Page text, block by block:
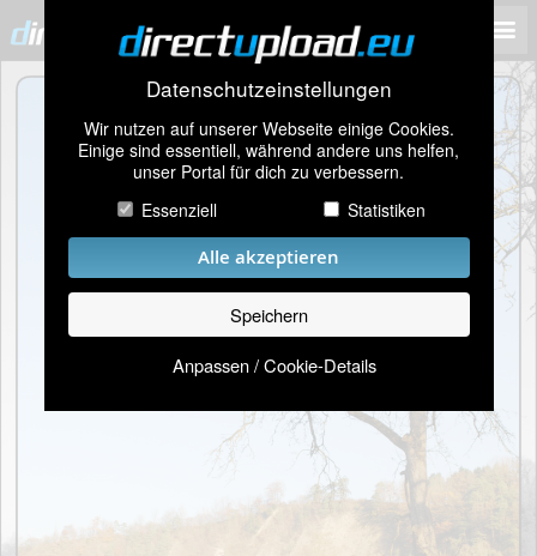
Datenschutzeinstellungen
Wir nutzen auf unserer Webseite einige Cookies.
Einige sind essentiell, während andere uns helfen,
unser Portal für dich zu verbessern.
Essenziell
Statistiken
Alle akzeptieren
Speichern
Anpassen / Cookie-Details